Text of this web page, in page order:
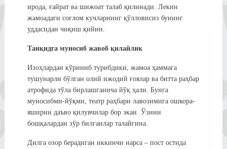
ирода, ғайрат ва шижоат талаб қилинади. Лекин
жамоадаги соғлом кучларнинг қўлловисиз бунинг
уддасидан чиқиш қийин.
Танқидга муносиб жавоб қилайлик
Изоҳлардан кўриниб турибдики, жамоа ҳаммага
тушунарли бўлган олий ижодий ғоялар ва битта раҳбар
атрофида тўла бирлашганича йўқ ҳали. Бунга
муносибми-йўқми, театр раҳбари лавозимига ошкора-
яширин даъво қилувчилар бор экан. Ўзини
бошқалардан зўр билганлар талайгина.
Дилга озор берадиган иккинчи нарса – пост остида